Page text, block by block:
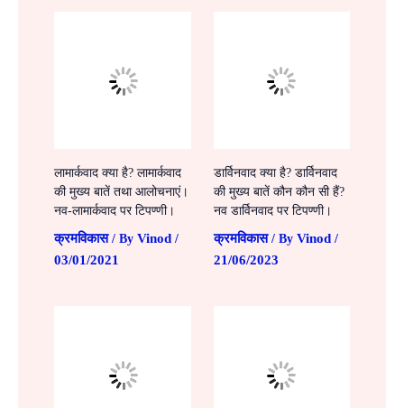
लामार्कवाद क्या है? लामार्कवाद
की मुख्य बातें तथा आलोचनाएं।
नव-लामार्कवाद पर टिपण्णी।
क्रमविकास/ By Vinod /
03/01/2021
डार्विनवाद क्या है? डार्विनवाद
की मुख्य बातें कौन कौन सी हैं?
नव डार्विनवाद पर टिपण्णी।
क्रमविकास/ By Vinod /
21/06/2023